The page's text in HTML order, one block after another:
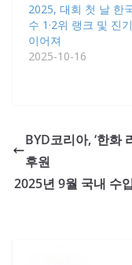
2025, 대회 첫 날 한
수 1·2위 랭크 및 진
이어져
2025-10-16
BYD코리아, ‘한화
후원
2025년 9월 국내 수